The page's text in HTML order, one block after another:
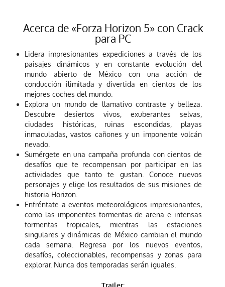
Acerca de «Forza Horizon 5» con Crack
para PC
Lidera impresionantes expediciones a través de los
paisajes dinámicos y en constante evolución del
mundo abierto de México con una acción de
conducción ilimitada y divertida en cientos de los
mejores coches del mundo.
Explora un mundo de llamativo contraste y belleza.
Descubre desiertos vivos, exuberantes selvas,
ciudades históricas, ruinas escondidas, playas
inmaculadas, vastos cañones y un imponente volcán
nevado.
Sumérgete en una campaña profunda con cientos de
desafíos que te recompensan por participar en las
actividades que tanto te gustan. Conoce nuevos
personajes y elige los resultados de sus misiones de
historia Horizon.
Enfréntate a eventos meteorológicos impresionantes,
como las imponentes tormentas de arena e intensas
tormentas tropicales, mientras las estaciones
singulares y dinámicas de México cambian el mundo
cada semana. Regresa por los nuevos eventos,
desafíos, coleccionables, recompensas y zonas para
explorar. Nunca dos temporadas serán iguales.
Trailer: